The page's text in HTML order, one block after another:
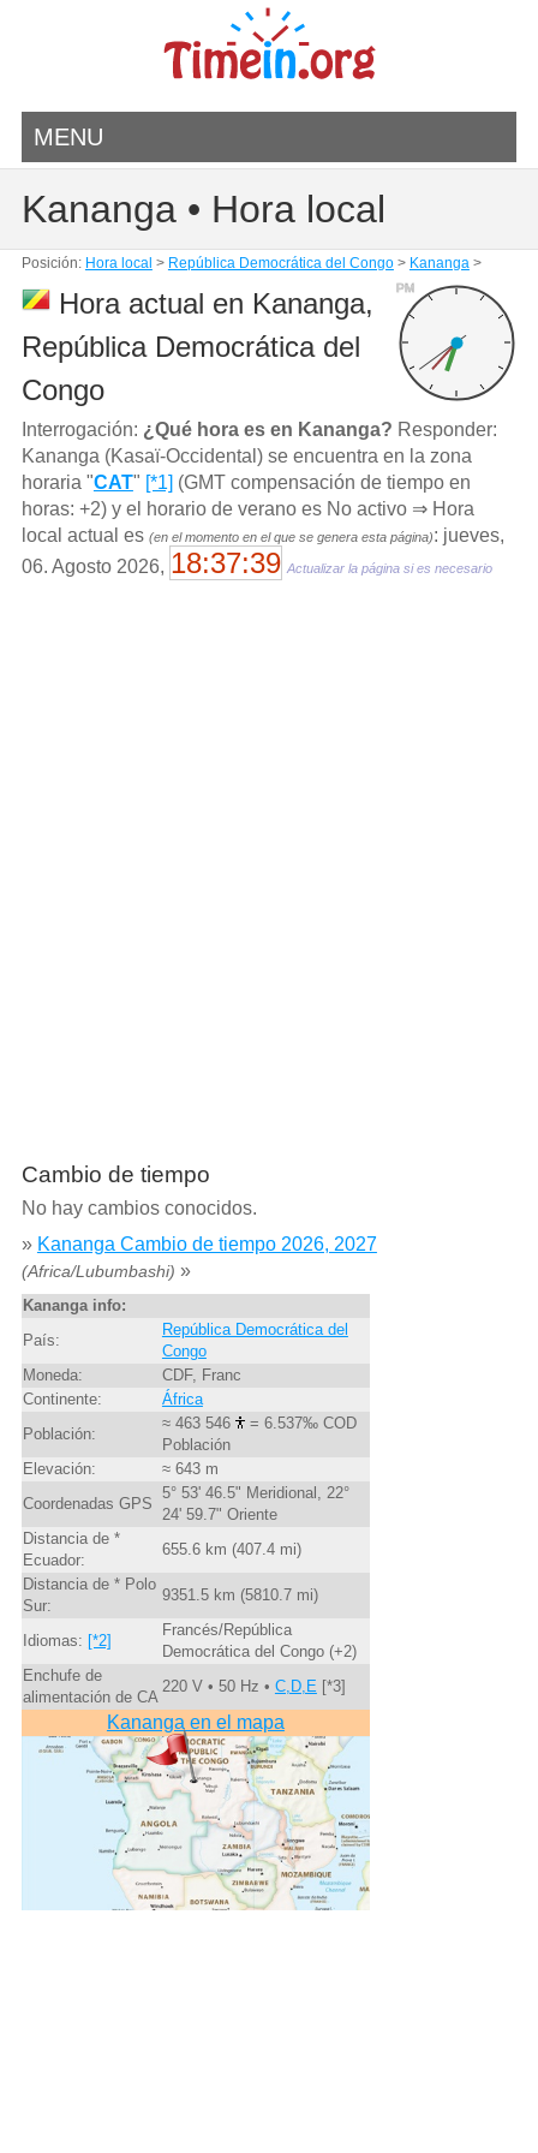
MENU
Kananga • Hora local
Posición: Hora local > República Democrática del Congo> Kananga>
PM
Hora actual en Kananga,
República Democrática del
Congo
Interrogación: ¿Qué hora es en Kananga? Responder:
Kananga (Kasaï-Occidental) se encuentra en la zona
horaria "CAT" [*1] (GMT compensación de tiempo en
horas: +2) y el horario de verano es No activo ⇒ Hora
local actual es (en el momento en el que se genera esta página): jueves,
06. Agosto 2026, 18:37:39 Actualizar la página si es necesario
Cambio de tiempo
No hay cambios conocidos.
» Kananga Cambio de tiempo 2026, 2027
(Africa/Lubumbashi) »
Kananga info:
País:
República Democrática del
Congo
Moneda:
CDF, Franc
Continente:
África
Población:
≈ 463 546
= 6.537‰ COD
Población
Elevación:
≈ 643 m
Coordenadas GPS
5° 53' 46.5" Meridional, 22°
24' 59.7" Oriente
Distancia de *
Ecuador:
655.6 km (407.4 mi)
Distancia de * Polo
Sur:
9351.5 km (5810.7 mi)
Idiomas: [*2]
Francés/República
Democrática del Congo (+2)
Enchufe de
alimentación de CA
220 V • 50 Hz • C,D,E[*3]
Kananga en el mapa